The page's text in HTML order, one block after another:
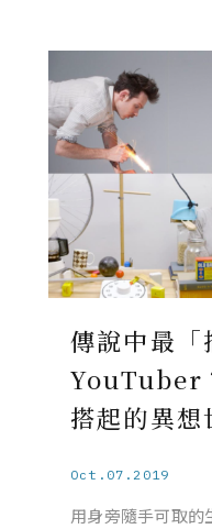
傳說中最「
YouTuber
搭起的異想
Oct.07.2019
用身旁隨手可取的